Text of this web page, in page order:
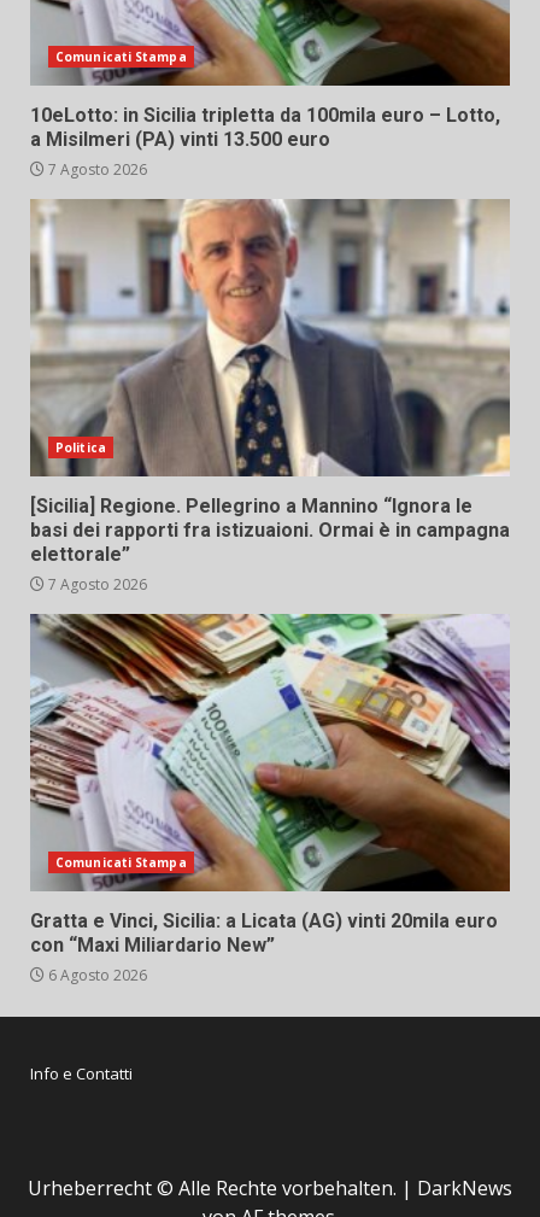
Comunicati Stampa
10eLotto: in Sicilia tripletta da 100mila euro – Lotto,
a Misilmeri (PA) vinti 13.500 euro
7 Agosto 2026
Politica
[Sicilia] Regione. Pellegrino a Mannino “Ignora le
basi dei rapporti fra istizuaioni. Ormai è in campagna
elettorale”
7 Agosto 2026
Comunicati Stampa
Gratta e Vinci, Sicilia: a Licata (AG) vinti 20mila euro
con “Maxi Miliardario New”
6 Agosto 2026
Info e Contatti
Urheberrecht © Alle Rechte vorbehalten. | DarkNews